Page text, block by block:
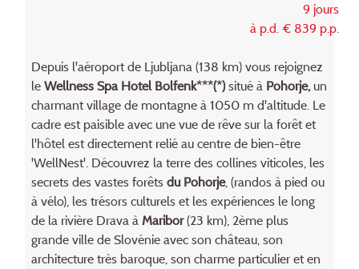
9 jours
à p.d. € 839 p.p.
Depuis l'aéroport de Ljubljana (138 km) vous rejoignez
le Wellness Spa Hotel Bolfenk***(*)situé à Pohorje,un
charmant village de montagne à 1050 m d'altitude. Le
cadre est paisible avec une vue de rêve sur la forêt et
l'hôtel est directement relié au centre de bien-être
'WellNest'. Découvrez la terre des collines viticoles, les
secrets des vastes forêts du Pohorje, (randos à pied ou
à vélo), les trésors culturels et les expériences le long
de la rivière Drava à Maribor(23 km), 2ème plus
grande ville de Slovénie avec son château, son
architecture très baroque, son charme particulier et en